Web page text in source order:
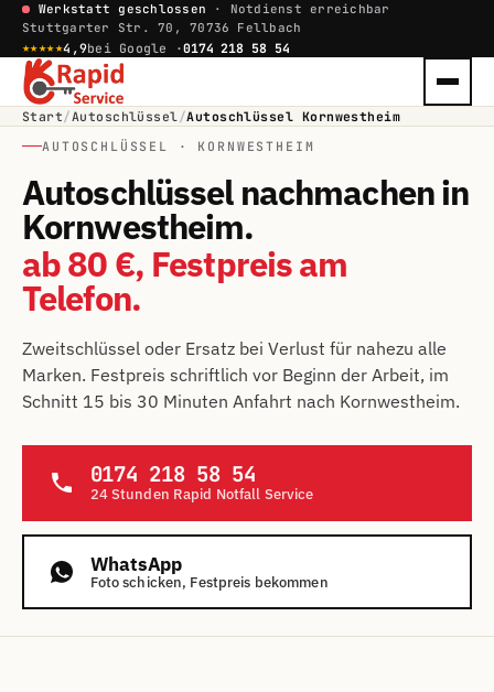
Werkstatt geschlossen · Notdienst erreichbar
Stuttgarter Str. 70, 70736 Fellbach
★★★★★4,9bei Google ·0174 218 58 54
Start/Autoschlüssel/Autoschlüssel Kornwestheim
AUTOSCHLÜSSEL · KORNWESTHEIM
Autoschlüssel nachmachen in
Kornwestheim.
ab 80 €, Festpreis am
Telefon.
Zweitschlüssel oder Ersatz bei Verlust für nahezu alle
Marken. Festpreis schriftlich vor Beginn der Arbeit, im
Schnitt 15 bis 30 Minuten Anfahrt nach Kornwestheim.
0174 218 58 54
24 Stunden Rapid Notfall Service
WhatsApp
Foto schicken, Festpreis bekommen